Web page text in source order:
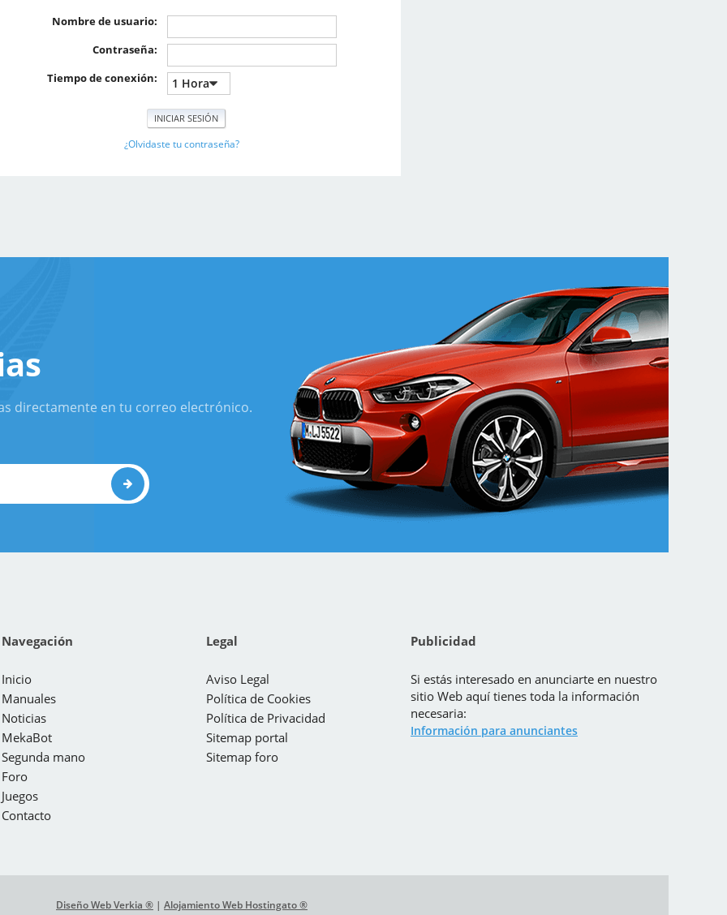
Nombre de usuario:
Contraseña:
Tiempo de conexión:
¿Olvidaste tu contraseña?
directamente en tu correo electrónico.
Navegación
Inicio
Manuales
Noticias
MekaBot
Segunda mano
Foro
Juegos
Contacto
Legal
Aviso Legal
Política de Cookies
Política de Privacidad
Sitemap portal
Sitemap foro
Publicidad
Si estás interesado en anunciarte en nuestro
sitio Web aquí tienes toda la información
necesaria:
Información para anunciantes
Diseño Web Verkia ® | Alojamiento Web Hostingato ®